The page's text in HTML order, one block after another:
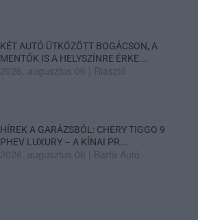
KÉT AUTÓ ÜTKÖZÖTT BOGÁCSON, A
MENTŐK IS A HELYSZÍNRE ÉRKE...
2026. augusztus 06 Riasztó
HÍREK A GARÁZSBÓL: CHERY TIGGO 9
PHEV LUXURY – A KÍNAI PR...
2026. augusztus 06 Barta Autó